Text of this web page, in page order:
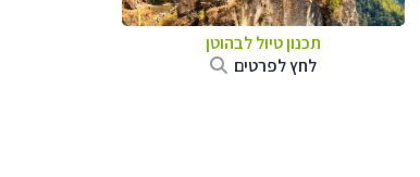
תכנון טיול לבהוטן
לחץ לפרטים